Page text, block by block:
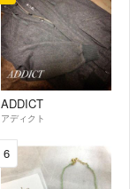
ADDICT
アディクト
6